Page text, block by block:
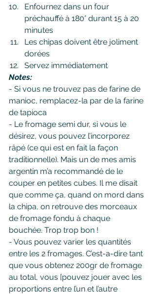
Enfournez dans un four
préchauffé à 180° durant 15 à 20
minutes
Les chipas doivent être joliment
dorées
Servez immédiatement
Notes:
- Si vous ne trouvez pas de farine de
manioc, remplacez-la par de la farine
de tapioca
- Le fromage semi dur, si vous le
désirez, vous pouvez l’incorporez
râpé (ce qui est en fait la façon
traditionnelle). Mais un de mes amis
argentin m’a recommandé de le
couper en petites cubes. Il me disait
que comme ça, quand on mord dans
la chipa, on retrouve des morceaux
de fromage fondu à chaque
bouchée. Trop trop bon !
- Vous pouvez varier les quantités
entre les 2 fromages. C’est-a-dire tant
que vous obtenez 200gr de fromage
au total, vous [pouvez jouer avec les
proportions entre l’un et l’autre